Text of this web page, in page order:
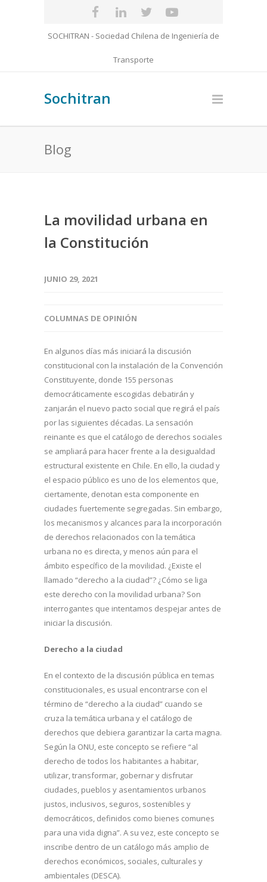
SOCHITRAN - Sociedad Chilena de Ingeniería de
Transporte
Sochitran
Blog
La movilidad urbana en
la Constitución
JUNIO 29, 2021
COLUMNAS DE OPINIÓN
En algunos días más iniciará la discusión
constitucional con la instalación de la Convención
Constituyente, donde 155 personas
democráticamente escogidas debatirán y
zanjarán el nuevo pacto social que regirá el país
por las siguientes décadas. La sensación
reinante es que el catálogo de derechos sociales
se ampliará para hacer frente a la desigualdad
estructural existente en Chile. En ello, la ciudad y
el espacio público es uno de los elementos que,
ciertamente, denotan esta componente en
ciudades fuertemente segregadas. Sin embargo,
los mecanismos y alcances para la incorporación
de derechos relacionados con la temática
urbana no es directa, y menos aún para el
ámbito específico de la movilidad. ¿Existe el
llamado “derecho a la ciudad”? ¿Cómo se liga
este derecho con la movilidad urbana? Son
interrogantes que intentamos despejar antes de
iniciar la discusión.
Derecho a la ciudad
En el contexto de la discusión pública en temas
constitucionales, es usual encontrarse con el
término de “derecho a la ciudad” cuando se
cruza la temática urbana y el catálogo de
derechos que debiera garantizar la carta magna.
Según la ONU, este concepto se refiere “al
derecho de todos los habitantes a habitar,
utilizar, transformar, gobernar y disfrutar
ciudades, pueblos y asentamientos urbanos
justos, inclusivos, seguros, sostenibles y
democráticos, definidos como bienes comunes
para una vida digna”. A su vez, este concepto se
inscribe dentro de un catálogo más amplio de
derechos económicos, sociales, culturales y
ambientales (DESCA).